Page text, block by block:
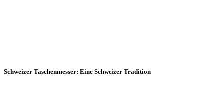
Schweizer Taschenmesser: Eine Schweizer Tradition